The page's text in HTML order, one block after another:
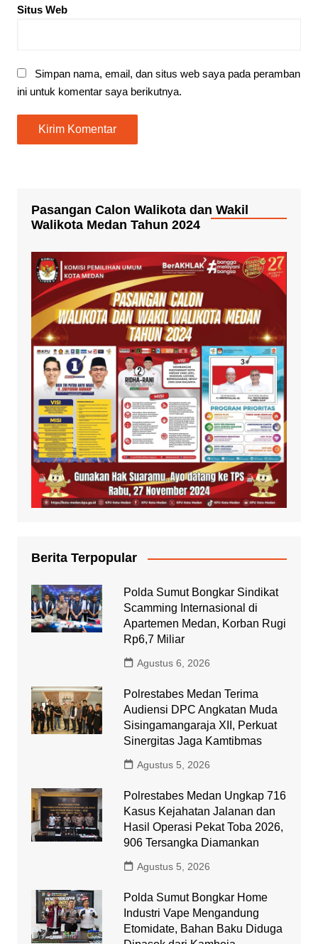
Situs Web
Simpan nama, email, dan situs web saya pada peramban
ini untuk komentar saya berikutnya.
Pasangan Calon Walikota dan Wakil
Walikota Medan Tahun 2024
Berita Terpopular
Polda Sumut Bongkar Sindikat
Scamming Internasional di
Apartemen Medan, Korban Rugi
Rp6,7 Miliar
Agustus 6, 2026
Polrestabes Medan Terima
Audiensi DPC Angkatan Muda
Sisingamangaraja XII, Perkuat
Sinergitas Jaga Kamtibmas
Agustus 5, 2026
Polrestabes Medan Ungkap 716
Kasus Kejahatan Jalanan dan
Hasil Operasi Pekat Toba 2026,
906 Tersangka Diamankan
Agustus 5, 2026
Polda Sumut Bongkar Home
Industri Vape Mengandung
Etomidate, Bahan Baku Diduga